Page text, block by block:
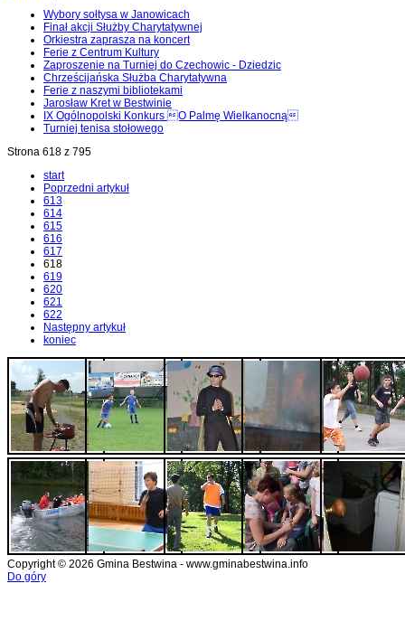
Wybory sołtysa w Janowicach
Finał akcji Służby Charytatywnej
Orkiestra zaprasza na koncert
Ferie z Centrum Kultury
Zaproszenie na Turniej do Czechowic - Dziedzic
Chrześcijańska Służba Charytatywna
Ferie z naszymi bibliotekami
Jarosław Kret w Bestwinie
IX Ogólnopolski Konkurs O Palmę Wielkanocną
Turniej tenisa stołowego
Strona 618 z 795
start
Poprzedni artykuł
613
614
615
616
617
618
619
620
621
622
Następny artykuł
koniec
Copyright © 2026 Gmina Bestwina - www.gminabestwina.info
Do góry